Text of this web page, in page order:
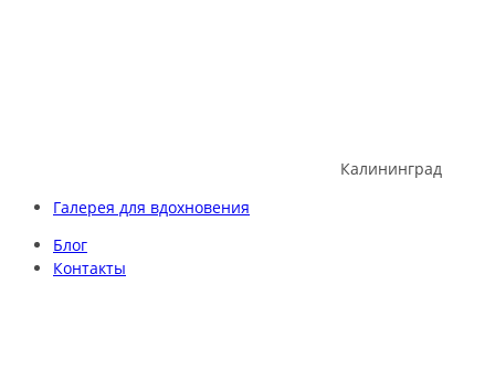
Калининград
Галерея для вдохновения
Блог
Контакты